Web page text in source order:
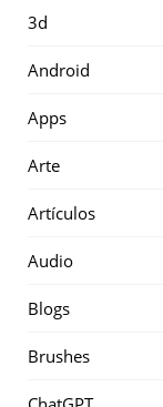
3d
Android
Apps
Arte
Artículos
Audio
Blogs
Brushes